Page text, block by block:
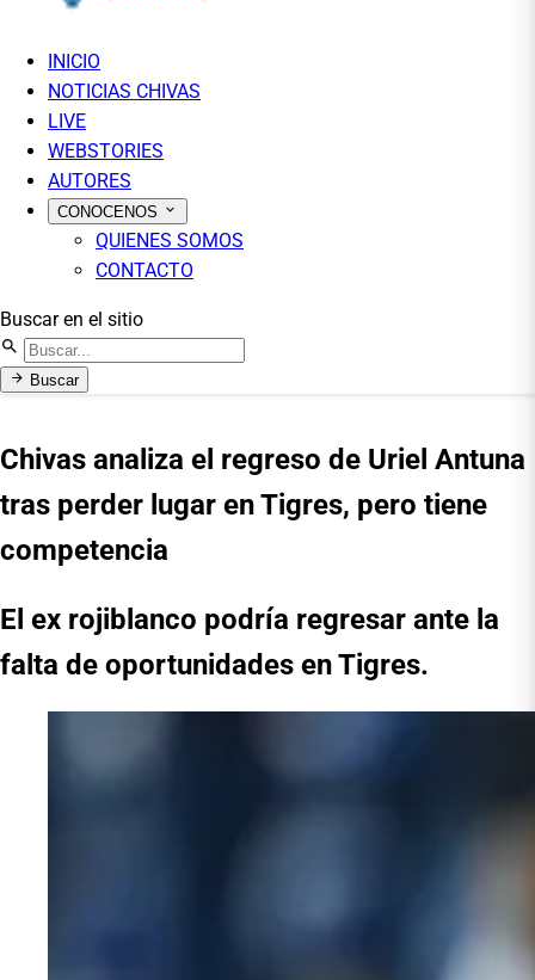
INICIO
NOTICIAS CHIVAS
LIVE
WEBSTORIES
AUTORES
CONOCENOS
QUIENES SOMOS
CONTACTO
Buscar en el sitio
Buscar
Chivas analiza el regreso de Uriel Antuna
tras perder lugar en Tigres, pero tiene
competencia
El ex rojiblanco podría regresar ante la
falta de oportunidades en Tigres.